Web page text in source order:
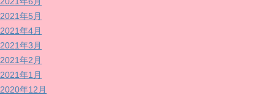
2021年5月
2021年4月
2021年3月
2021年2月
2021年1月
2020年12月